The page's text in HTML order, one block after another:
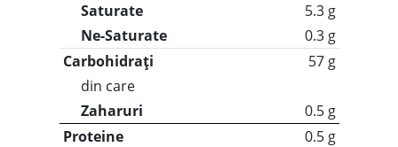
Saturate
5.3 g
Ne-Saturate
0.3 g
Carbohidrați
57 g
din care
Zaharuri
0.5 g
Proteine
0.5 g